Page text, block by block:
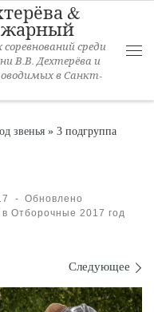
&
среди
В.В. Дехтерёва и
в Санкт-
звенья » 3 подгруппа
- Обновлено
в Отборочные 2017 год
Следующее